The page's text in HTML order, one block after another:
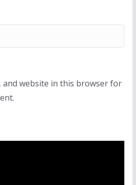
and website in this browser for